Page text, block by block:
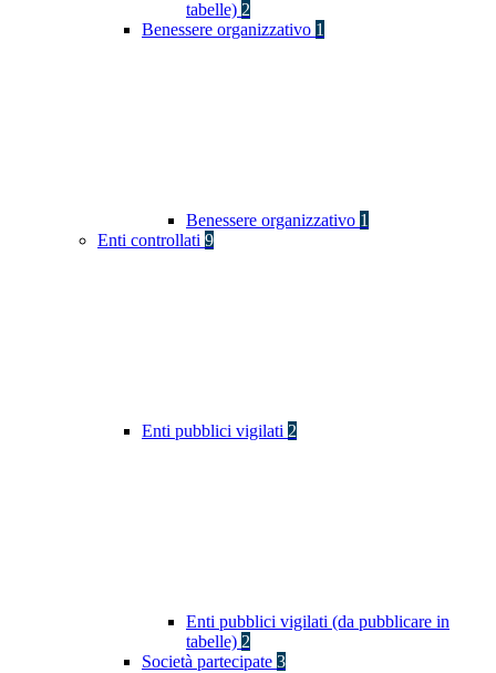
tabelle) 2
Benessere organizzativo 1
Benessere organizzativo 1
Enti controllati 9
Enti pubblici vigilati 2
Enti pubblici vigilati (da pubblicare in
tabelle) 2
Società partecipate 3